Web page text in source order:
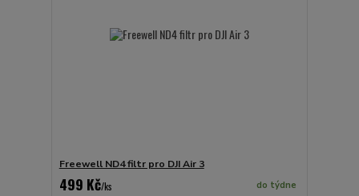
Freewell ND4 filtr pro DJI Air 3
499 Kč/ks do týdne